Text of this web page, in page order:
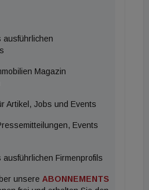
soll im Rahmen eines
skaliert werden. Neben
behält sich das
das Portfolio punktuell um
sowie im geförderten
Matthieu Samaran,
Fokus: „Die vier nahezu
Angebot und entsprechen
Cashflows für unsere
ausführlichen
Magazin
Artikel, Jobs und Events
Events
Firmenprofils
unsere ABONNEMENTS